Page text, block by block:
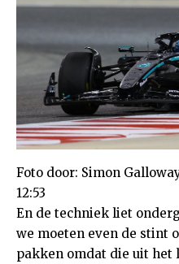
Foto door: Simon
12:53
En de techniek liet
we moeten even de stint
pakken omdat die uit het